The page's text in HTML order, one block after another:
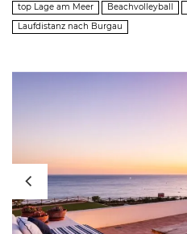
top Lage am Meer Beachvolleyball
Laufdistanz nach Burgau